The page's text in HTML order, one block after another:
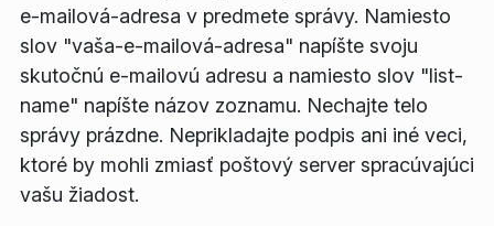
e-mailová-adresa v predmete správy. Namiesto
slov "vaša-e-mailová-adresa" napíšte svoju
skutočnú e-mailovú adresu a namiesto slov "list-
name" napíšte názov zoznamu. Nechajte telo
správy prázdne. Neprikladajte podpis ani iné veci,
ktoré by mohli zmiasť poštový server spracúvajúci
vašu žiadost.